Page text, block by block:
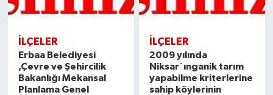
İLÇELER
Erbaa Belediyesi
,Çevre ve Şehircilik
Bakanlığı Mekansal
Planlama Genel
İLÇELER
2009 yılında
Niksar`ınganik tarım
yapabilme kriterlerine
sahip köylerinin